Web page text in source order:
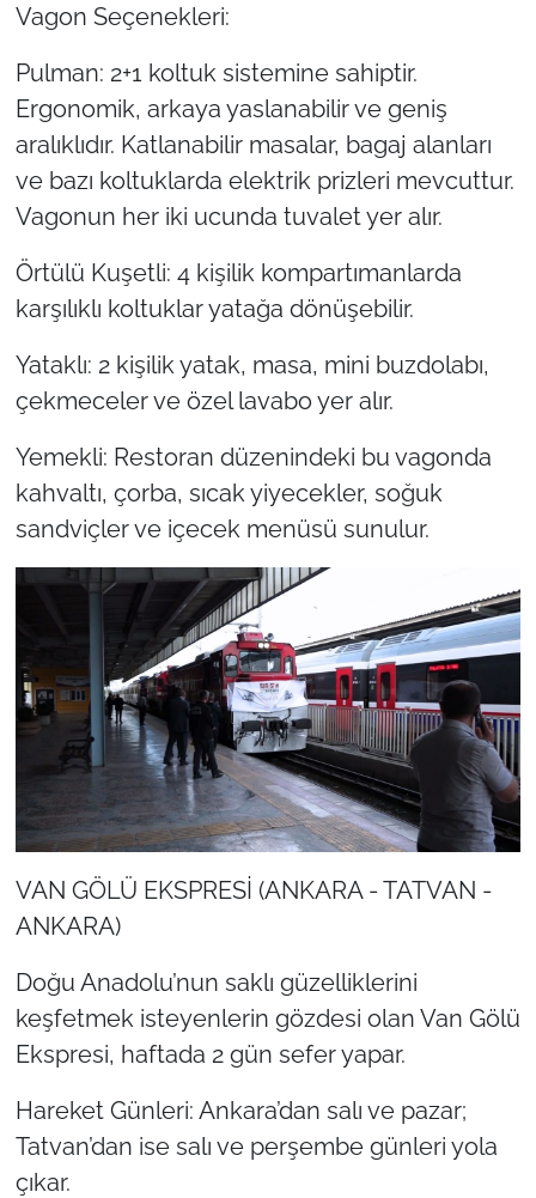
Vagon Seçenekleri:
Pulman: 2+1 koltuk sistemine sahiptir.
Ergonomik, arkaya yaslanabilir ve geniş
aralıklıdır. Katlanabilir masalar, bagaj alanları
ve bazı koltuklarda elektrik prizleri mevcuttur.
Vagonun her iki ucunda tuvalet yer alır.
Örtülü Kuşetli: 4 kişilik kompartımanlarda
karşılıklı koltuklar yatağa dönüşebilir.
Yataklı: 2 kişilik yatak, masa, mini buzdolabı,
çekmeceler ve özel lavabo yer alır.
Yemekli: Restoran düzenindeki bu vagonda
kahvaltı, çorba, sıcak yiyecekler, soğuk
sandviçler ve içecek menüsü sunulur.
VAN GÖLÜ EKSPRESİ (ANKARA - TATVAN -
ANKARA)
Doğu Anadolu’nun saklı güzelliklerini
keşfetmek isteyenlerin gözdesi olan Van Gölü
Ekspresi, haftada 2 gün sefer yapar.
Hareket Günleri: Ankara’dan salı ve pazar;
Tatvan’dan ise salı ve perşembe günleri yola
çıkar.